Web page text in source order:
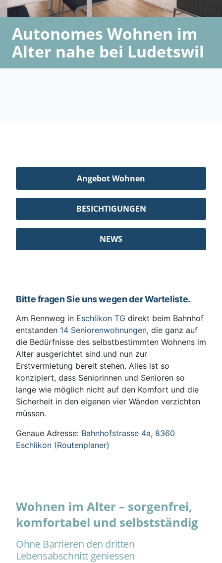
Autonomes Wohnen im
Alter nahe bei Ludetswil
Angebot Wohnen
BESICHTIGUNGEN
NEWS
Bitte fragen Sie uns wegen der Warteliste.
Am Rennweg in Eschlikon TG direkt beim Bahnhof
entstanden 14 Seniorenwohnungen, die ganz auf
die Bedürfnisse des selbstbestimmten Wohnens im
Alter ausgerichtet sind und nun zur
Erstvermietung bereit stehen. Alles ist so
konzipiert, dass Seniorinnen und Senioren so
lange wie möglich nicht auf den Komfort und die
Sicherheit in den eigenen vier Wänden verzichten
müssen.
Genaue Adresse: Bahnhofstrasse 4a, 8360
Eschlikon (Routenplaner)
Wohnen im Alter – sorgenfrei,
komfortabel und selbstständig
Ohne Barrieren den dritten
Lebensabschnitt geniessen